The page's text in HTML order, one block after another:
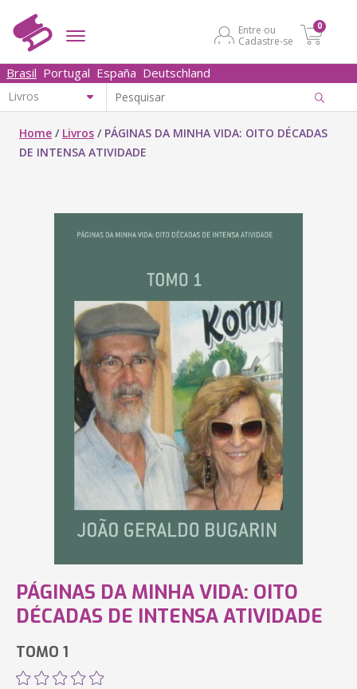
Entre ou
Cadastre-se
0
Brasil Portugal España Deutschland
Home / Livros / PÁGINAS DA MINHA VIDA: OITO DÉCADAS
DE INTENSA ATIVIDADE
PÁGINAS DA MINHA VIDA: OITO
DÉCADAS DE INTENSA ATIVIDADE
TOMO 1